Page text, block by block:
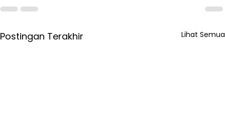
Postingan Terakhir Lihat Semua